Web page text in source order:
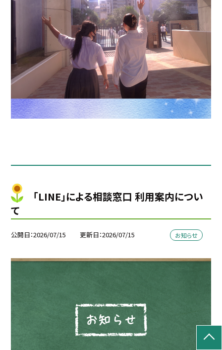
「LINE」による相談窓口 利用案内につい
て
公開日 2026/07/15 更新日 2026/07/15 お知らせ